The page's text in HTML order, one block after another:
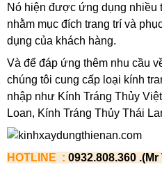
Nó hiện được ứng dụng nhiều
nhằm mục đích trang trí và
dụng của khách hàng.
Và để đáp ứng thêm nhu cầu
chúng tôi cung cấp loại kính
nhập như Kính Tráng Thủy
Loan, Kính Tráng Thủy Thái
HOTLINE : 0932.808.360